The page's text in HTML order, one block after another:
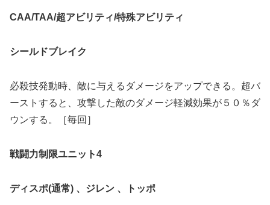
CAA/TAA/超アビリティ/特殊アビリティ
シールドブレイク
必殺技発動時、敵に与えるダメージをアップできる。超バ
ーストすると、攻撃した敵のダメージ軽減効果が５０％ダ
ウンする。［毎回］
戦闘力制限ユニット4
ディスポ(通常) 、ジレン 、トッポ